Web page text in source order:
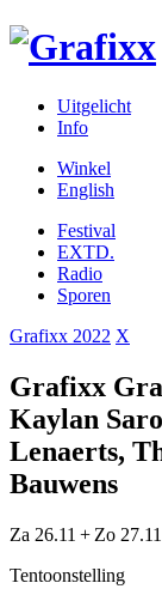
Uitgelicht
Info
Winkel
English
Festival
EXTD.
Radio
Sporen
Grafixx 2022 X
Grafixx
Kaylan
Lenaerts,
Bauwens
Za 26.11 + Zo
Tentoonstelling